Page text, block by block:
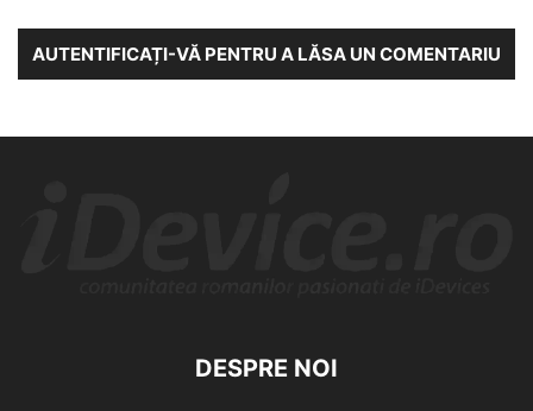
AUTENTIFICAȚI-VĂ PENTRU A LĂSA UN COMENTARIU
DESPRE NOI